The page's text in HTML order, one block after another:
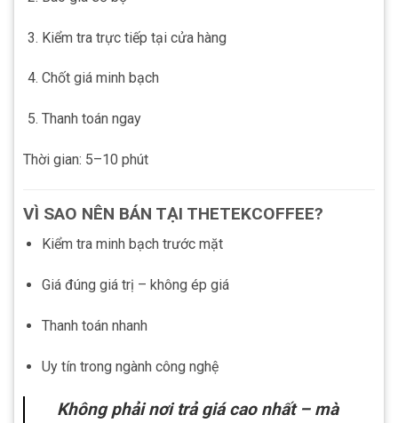
Kiểm tra trực tiếp tại cửa hàng
Chốt giá minh bạch
Thanh toán ngay
Thời gian: 5–10 phút
VÌ SAO NÊN BÁN TẠI THETEKCOFFEE?
Kiểm tra minh bạch trước mặt
Giá đúng giá trị – không ép giá
Thanh toán nhanh
Uy tín trong ngành công nghệ
Không phải nơi trả giá cao nhất – mà